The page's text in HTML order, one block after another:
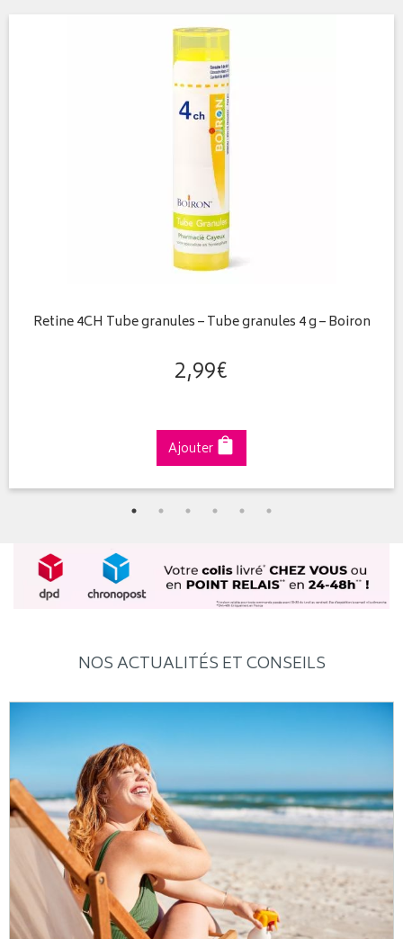
Retine 4CH Tube granules – Tube granules 4 g – Boiron
2,99€
Ajouter
NOS ACTUALITÉS ET CONSEILS